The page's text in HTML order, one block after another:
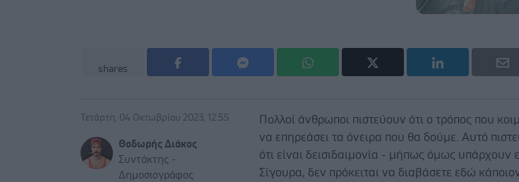
shares
Τετάρτη, 04 Οκτωβρίου 2023, 12:55
Θοδωρής Διάκος
Συντάκτης -
Δημοσιογράφος
Πολλοί άνθρωποι πιστεύουν ότι ο τρόπος που
να επηρεάσει τα όνειρα που θα δούμε. Αυτό
ότι είναι δεισιδαιμονία - μήπως όμως υπάρχουν
Σίγουρα, δεν πρόκειται να διαβάσετε εδώ